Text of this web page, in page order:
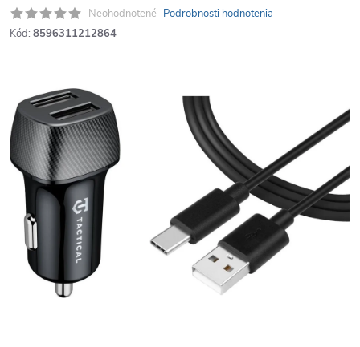
Neohodnotené Podrobnosti hodnotenia
Kód: 8596311212864